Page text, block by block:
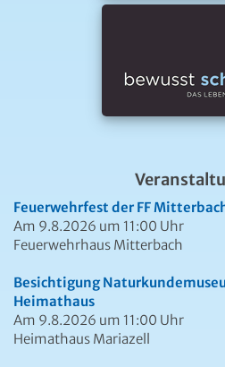
Feuerwehrfest der FF
Am 9.8.2026 um 11:00 Uhr
Feuerwehrhaus Mitterbach
Besichtigung
Heimathaus
Am 9.8.2026 um 11:00 Uhr
Heimathaus Mariazell